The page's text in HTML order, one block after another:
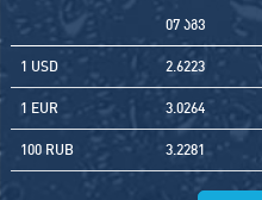
07 აგვ
1 USD 2.6223
1 EUR 3.0264
100 RUB 3.2281